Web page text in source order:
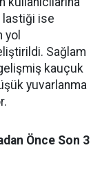
lastiği ise
yol
Sağlam
gelişmiş kauçuk
yuvarlanma
Önce Son 3